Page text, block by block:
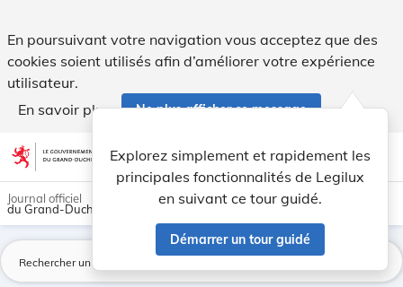
En poursuivant votre navigation vous acceptez que des
cookies soient utilisés afin d’améliorer votre expérience
utilisateur.
En savoir plus
Ne plus afficher ce message
Aller au contenu account_circle help Aide
Explorez simplement et rapidement les
principales fonctionnalités de Legilux
en suivant ce tour guidé.
Démarrer un tour guidé
light_mode dark_mode
Journal officiel
du Grand-Duché de Luxembourg